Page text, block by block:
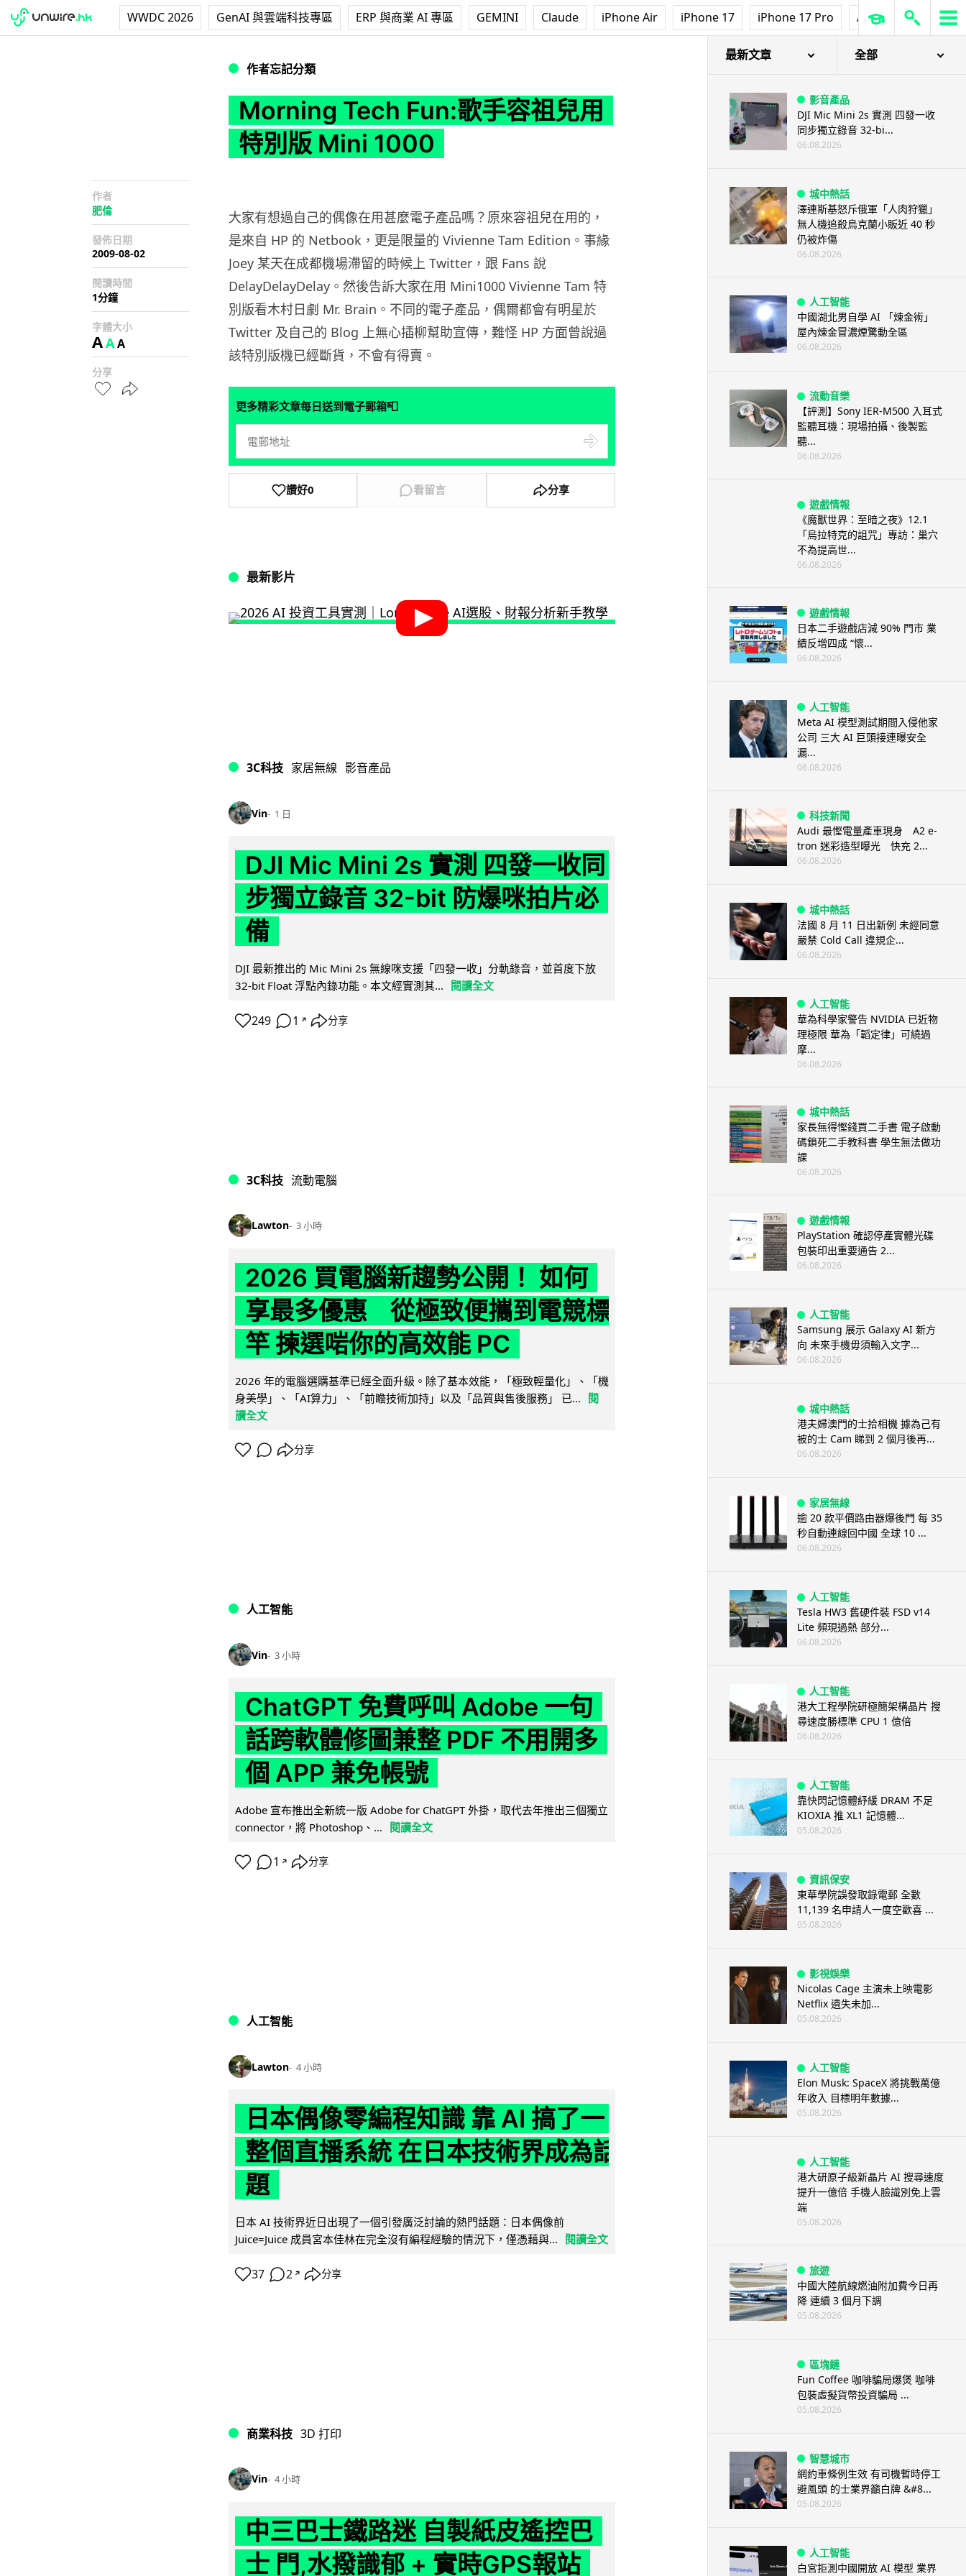
WWDC 2026 GenAI 與雲端科技專區 ERP 與商業 AI 專區 GEMINI Claude iPhone Air iPhone 17 iPhone 17 Pro AirPods Pro 3
作者忘記分類
Morning Tech Fun:歌手容祖兒用
特別版 Mini 1000
作者
肥倫
發佈日期
2009-08-02
閱讀時間
1分鐘
字體大小
AAA
分享
大家有想過自己的偶像在用甚麼電子產品嗎？原來容祖兒在用的，
是來自 HP 的 Netbook，更是限量的 Vivienne Tam Edition。事緣
Joey 某天在成都機場滯留的時候上 Twitter，跟 Fans 說
DelayDelayDelay。然後告訴大家在用 Mini1000 Vivienne Tam 特
別版看木村日劇 Mr. Brain。不同的電子產品，偶爾都會有明星於
Twitter 及自己的 Blog 上無心插柳幫助宣傳，難怪 HP 方面曾說過
該特別版機已經斷貨，不會有得賣。
更多精彩文章每日送到電子郵箱📮
讚好0 看留言 分享
最新影片
3C科技 家居無線 影音產品
Vin 1 日
DJI Mic Mini 2s 實測 四發一收同
步獨立錄音 32-bit 防爆咪拍片必
備
DJI 最新推出的 Mic Mini 2s 無線咪支援「四發一收」分軌錄音，並首度下放
32-bit Float 浮點內錄功能。本文經實測其...
閱讀全文
249 1 ↗ 分享
3C科技 流動電腦
Lawton 3 小時
2026 買電腦新趨勢公開！ 如何
享最多優惠 從極致便攜到電競標
竿 揀選啱你的高效能 PC
2026 年的電腦選購基準已經全面升級。除了基本效能，「極致輕量化」、「機
身美學」、「AI算力」、「前瞻技術加持」以及「品質與售後服務」 已... 閱
讀全文
分享
人工智能
Vin 3 小時
ChatGPT 免費呼叫 Adobe 一句
話跨軟體修圖兼整 PDF 不用開多
個 APP 兼免帳號
Adobe 宣布推出全新統一版 Adobe for ChatGPT 外掛，取代去年推出三個獨立
connector，將 Photoshop、...
閱讀全文
1 ↗ 分享
人工智能
Lawton 4 小時
日本偶像零編程知識 靠 AI 搞了一
整個直播系統 在日本技術界成為話
題
日本 AI 技術界近日出現了一個引發廣泛討論的熱門話題：日本偶像前
Juice=Juice 成員宮本佳林在完全沒有編程經驗的情況下，僅憑藉與...
閱讀全文
37 2 ↗ 分享
商業科技 3D 打印
Vin 4 小時
中三巴士鐵路迷 自製紙皮遙控巴
士 門,水撥識郁 + 實時GPS報站
最新文章 全部
影音產品
DJI Mic Mini 2s 實測 四發一收
同步獨立錄音 32-bi...
06.08.2026
城中熱話
澤連斯基怒斥俄軍「人肉狩獵」
無人機追殺烏克蘭小販近 40 秒
仍被炸傷
06.08.2026
人工智能
中國湖北男自學 AI 「煉金術」
屋內煉金冒濃煙驚動全區
06.08.2026
流動音樂
【評測】Sony IER-M500 入耳式
監聽耳機：現場拍攝、後製監
聽...
06.08.2026
遊戲情報
《魔獸世界：至暗之夜》12.1
「烏拉特克的詛咒」專訪：巢穴
不為提高世...
06.08.2026
遊戲情報
日本二手遊戲店減 90% 門市 業
績反增四成 “懷...
06.08.2026
人工智能
Meta AI 模型測試期間入侵他家
公司 三大 AI 巨頭接連曝安全
漏...
06.08.2026
科技新聞
Audi 最慳電量產車現身 A2 e-
tron 迷彩造型曝光 快充 2...
06.08.2026
城中熱話
法國 8 月 11 日出新例 未經同意
嚴禁 Cold Call 違規企...
06.08.2026
人工智能
華為科學家警告 NVIDIA 已近物
理極限 華為「韜定律」可繞過
摩...
06.08.2026
城中熱話
家長無得慳錢買二手書 電子啟動
碼鎖死二手教科書 學生無法做功
課
06.08.2026
遊戲情報
PlayStation 確認停產實體光碟
包裝印出重要通告 2...
06.08.2026
人工智能
Samsung 展示 Galaxy AI 新方
向 未來手機毋須輸入文字...
06.08.2026
城中熱話
港夫婦澳門的士拾相機 據為己有
被的士 Cam 睇到 2 個月後再...
06.08.2026
家居無線
逾 20 款平價路由器爆後門 每 35
秒自動連線回中國 全球 10 ...
06.08.2026
人工智能
Tesla HW3 舊硬件裝 FSD v14
Lite 頻現過熱 部分...
06.08.2026
人工智能
港大工程學院研極簡架構晶片 搜
尋速度勝標準 CPU 1 億倍
06.08.2026
人工智能
靠快閃記憶體紓緩 DRAM 不足
KIOXIA 推 XL1 記憶體...
05.08.2026
資訊保安
東華學院誤發取錄電郵 全數
11,139 名申請人一度空歡喜 ...
05.08.2026
影視娛樂
Nicolas Cage 主演未上映電影
Netflix 遺失未加...
05.08.2026
人工智能
Elon Musk: SpaceX 將挑戰萬億
年收入 目標明年數據...
05.08.2026
人工智能
港大研原子級新晶片 AI 搜尋速度
提升一億倍 手機人臉識別免上雲
端
05.08.2026
旅遊
中國大陸航線燃油附加費今日再
降 連續 3 個月下調
05.08.2026
區塊鏈
Fun Coffee 咖啡騙局爆煲 咖啡
包裝虛擬貨幣投資騙局 ...
05.08.2026
智慧城市
網約車條例生效 有司機暫時停工
避風頭 的士業界籲白牌 &#8...
05.08.2026
人工智能
白宮拒測中國開放 AI 模型 業界